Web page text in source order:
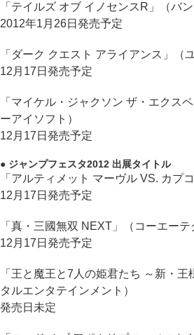
「テイルズ オブ イノセンスR」（バ
2012年1月26日発売予定
「ダーク クエスト アライアンス」（
12月17日発売予定
「マイケル・ジャクソン ザ・エクス
ーアイソフト）
12月17日発売予定
● ジャンプフェスタ2012 出展タイトル
「アルティメット マーヴル VS. カプ
12月17日発売予定
「真・三國無双 NEXT」（コーエーテ
12月17日発売予定
「王と魔王と7人の姫君たち ～新・
タルエンタテインメント）
発売日未定